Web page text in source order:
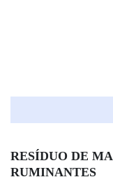
RESÍDUO DE
RUMINANTES